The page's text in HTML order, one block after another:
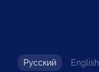
Русский English